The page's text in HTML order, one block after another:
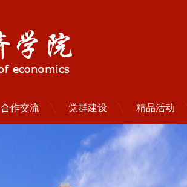
合作交流 党群建设 精品活动